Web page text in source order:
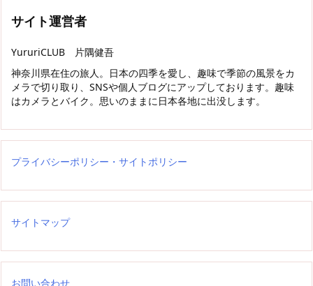
サイト運営者
YururiCLUB 片隅健吾
神奈川県在住の旅人。日本の四季を愛し、趣味で季節の風景をカ
メラで切り取り、SNSや個人ブログにアップしております。趣味
はカメラとバイク。思いのままに日本各地に出没します。
プライバシーポリシー・サイトポリシー
サイトマップ
お問い合わせ